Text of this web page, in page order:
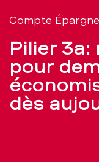
3a:
et
de
service
Compte
Pilier
pour
dès